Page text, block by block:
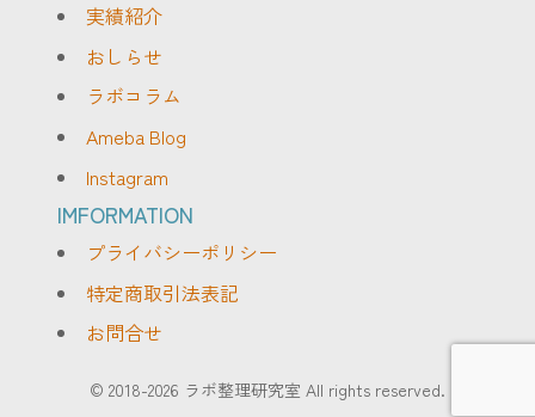
実績紹介
おしらせ
ラボコラム
Ameba Blog
Instagram
IMFORMATION
プライバシーポリシー
特定商取引法表記
お問合せ
© 2018-2026 ラボ整理研究室 All rights reserved.